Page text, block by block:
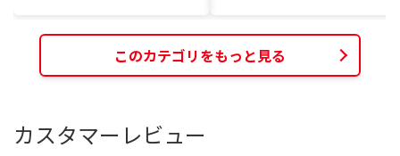
このカテゴリをもっと見る
カスタマーレビュー